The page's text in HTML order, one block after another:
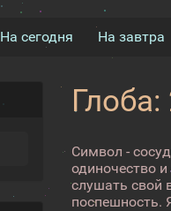
На сегодня На завтра
Символ -
одиночество
слушать свой
поспешность.